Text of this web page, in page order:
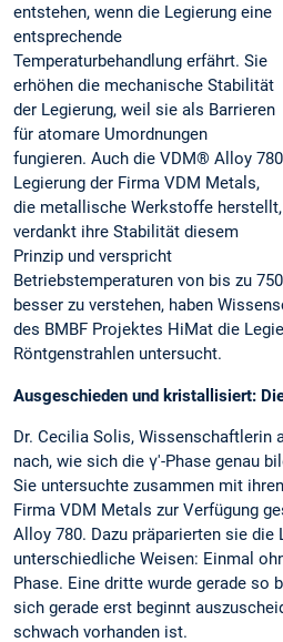
entstehen, wenn die Legierung eine
entsprechende
Temperaturbehandlung erfährt. Sie
erhöhen die mechanische Stabilität
der Legierung, weil sie als Barrieren
für atomare Umordnungen
fungieren. Auch die VDM® Alloy 780
Legierung der Firma VDM Metals,
die metallische Werkstoffe herstellt,
verdankt ihre Stabilität diesem
Prinzip und verspricht
Betriebstemperaturen von bis zu
besser zu verstehen, haben
des BMBF Projektes HiMat die
Röntgenstrahlen untersucht.
Ausgeschieden und kristallisiert:
Dr. Cecilia Solis, Wissenschaftlerin
nach, wie sich die γ'-Phase genau
Sie untersuchte zusammen mit
Firma VDM Metals zur Verfügung
Alloy 780. Dazu präparierten sie die
unterschiedliche Weisen: Einmal
Phase. Eine dritte wurde gerade so
sich gerade erst beginnt
schwach vorhanden ist.